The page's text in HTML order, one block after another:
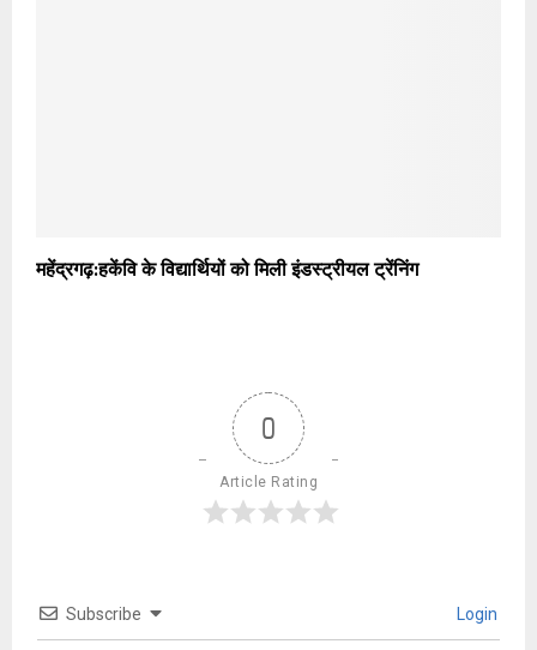
महेंद्रगढ़:हकेंवि के विद्यार्थियों को मिली इंडस्ट्रीयल ट्रेंनिंग
0
Article Rating
Subscribe Login